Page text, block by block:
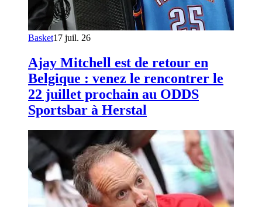
Basket17 juil. 26
Ajay Mitchell est de retour en
Belgique : venez le rencontrer le
22 juillet prochain au ODDS
Sportsbar à Herstal